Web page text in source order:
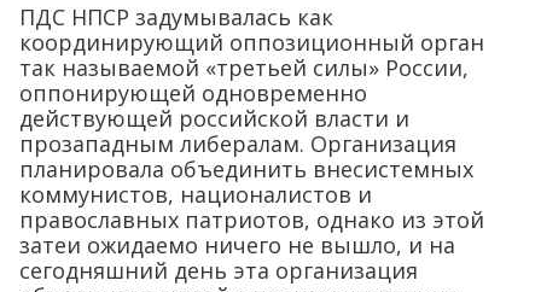
ПДС НПСР задумывалась как
координирующий оппозиционный орган
так называемой «третьей силы» России,
оппонирующей одновременно
действующей российской власти и
прозападным либералам. Организация
планировала объединить внесистемных
коммунистов, националистов и
православных патриотов, однако из этой
затеи ожидаемо ничего не вышло, и на
сегодняшний день эта организация